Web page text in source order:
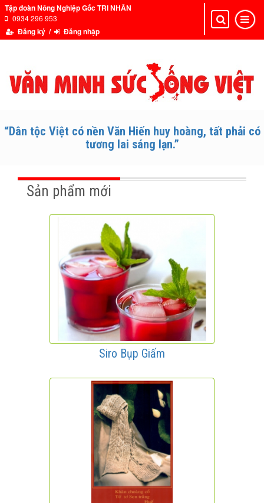
Tập đoàn Nông Nghiệp Gốc TRI NHÂN
0934 296 953
Đăng ký / Đăng nhập
Toggle
Toggle
navigation
“Dân tộc Việt có nền Văn Hiến huy hoàng, tất phải có
tương lai sáng lạn.”
Sản phẩm mới
Siro Bụp Giấm